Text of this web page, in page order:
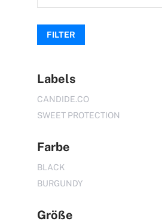
FILTER
Labels
CANDIDE.CO
SWEET PROTECTION
Farbe
BLACK
BURGUNDY
Größe